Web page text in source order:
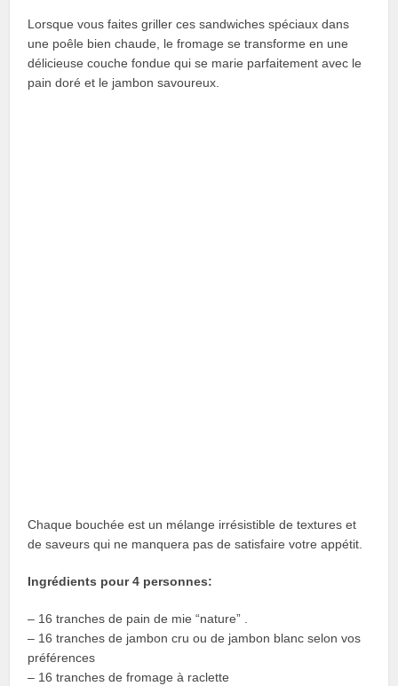
Lorsque vous faites griller ces sandwiches spéciaux dans
une poêle bien chaude, le fromage se transforme en une
délicieuse couche fondue qui se marie parfaitement avec le
pain doré et le jambon savoureux.
Chaque bouchée est un mélange irrésistible de textures et
de saveurs qui ne manquera pas de satisfaire votre appétit.
Ingrédients pour 4 personnes:
– 16 tranches de pain de mie “nature” .
– 16 tranches de jambon cru ou de jambon blanc selon vos
préférences
– 16 tranches de fromage à raclette